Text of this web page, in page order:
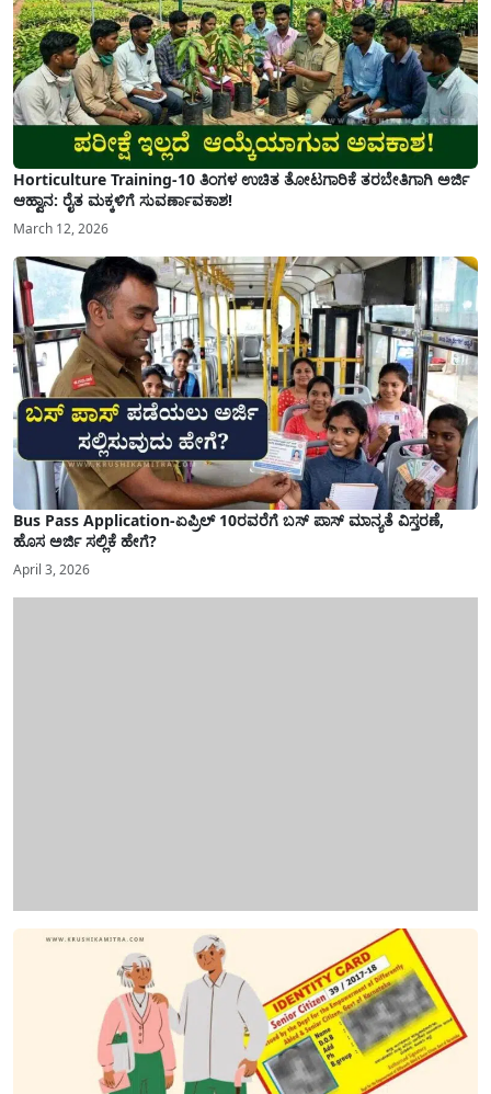
Horticulture Training-10 ತಿಂಗಳ ಉಚಿತ ತೋಟಗಾರಿಕೆ ತರಬೇತಿಗಾಗಿ ಅರ್ಜಿ
ಆಹ್ವಾನ: ರೈತ ಮಕ್ಕಳಿಗೆ ಸುವರ್ಣಾವಕಾಶ!
March 12, 2026
Bus Pass Application-ಏಪ್ರಿಲ್ 10ರವರೆಗೆ ಬಸ್ ಪಾಸ್ ಮಾನ್ಯತೆ ವಿಸ್ತರಣೆ,
ಹೊಸ ಅರ್ಜಿ ಸಲ್ಲಿಕೆ ಹೇಗೆ?
April 3, 2026